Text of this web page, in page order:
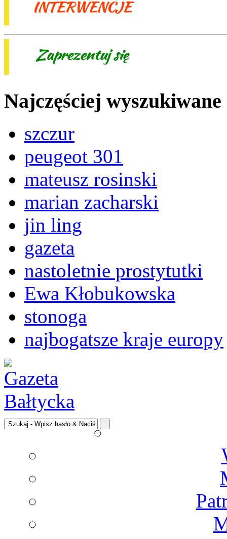
Najczęściej wyszukiwane
szczur
peugeot 301
mateusz rosinski
marian zacharski
jin ling
gazeta
nastoletnie prostytutki
Ewa Kłobukowska
stonoga
najbogatsze kraje europy